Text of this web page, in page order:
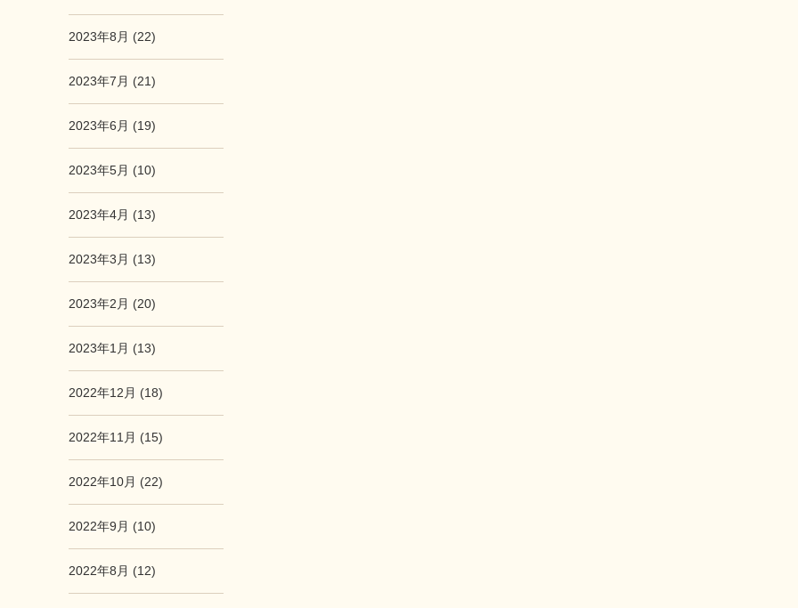
2023年8月 (22)
2023年7月 (21)
2023年6月 (19)
2023年5月 (10)
2023年4月 (13)
2023年3月 (13)
2023年2月 (20)
2023年1月 (13)
2022年12月 (18)
2022年11月 (15)
2022年10月 (22)
2022年9月 (10)
2022年8月 (12)